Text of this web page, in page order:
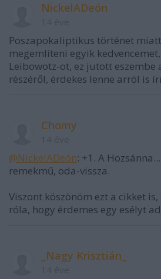
NickelADeón
Poszapokaliptikus történet
megemlíteni egyik
Leibowotz-ot, ez jutott eszembe
részéről, érdekes lenne arról is
Chomy
@NickelADeón: +1. A
remekmű, oda-vissza.
Viszont köszönöm ezt a cikket
róla, hogy érdemes egy esélyt
_Nagy Krisztián_